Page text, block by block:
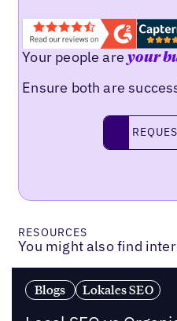
Your people areyour
Ensure both are
Request a
RESOURCES
You might also find
Blogs Lokales SEO